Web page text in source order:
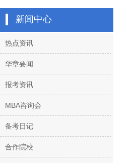
新闻中心
热点资讯
华章要闻
报考资讯
MBA咨询会
备考日记
合作院校